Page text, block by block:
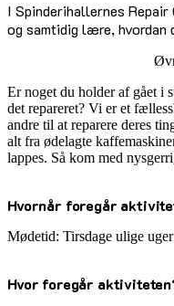
I Spinderihallernes
og samtidig lære, hvordan
Er noget du holder af gået i
det repareret? Vi er et
andre til at reparere deres
alt fra ødelagte
lappes. Så kom med
Hvornår foregår
Mødetid: Tirsdage ulige
Hvor foregår